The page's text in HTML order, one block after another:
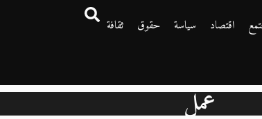
اقتصاد سياسة حقوق
ثقافة
عمل